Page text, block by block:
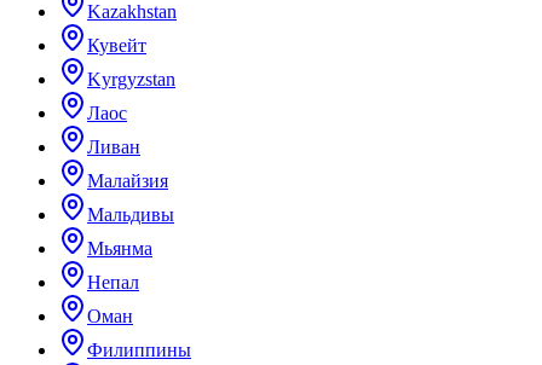
Kazakhstan
Кувейт
Kyrgyzstan
Лаос
Ливан
Малайзия
Мальдивы
Мьянма
Непал
Оман
Филиппины